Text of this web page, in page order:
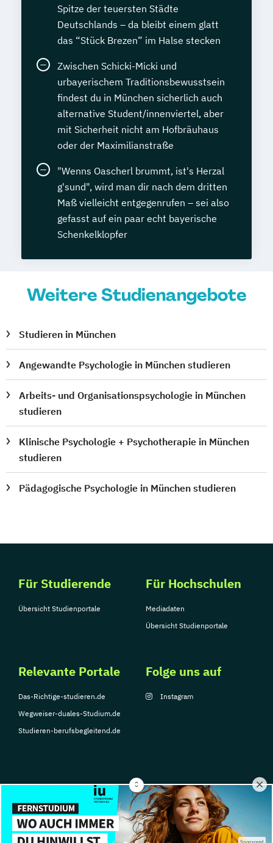
Sponsored
Spitze der teuersten Städte
Deutschlands – da bleibt einem glatt
das “Stück Brezen” im Halse stecken
Zwischen Schicki-Micki und
urbayerischem Traditionsbewusstsein
findest du in München sicherlich auch
alternative Student/innenviertel, aber
mit Sicherheit nicht am Hofbräuhaus
oder der Maximilianstraße
"Wenns Oascherl brummt, ist's Herzal
g'sund", wird man dir nach dem dritten
Maß vielleicht entgegenrufen – sei also
gefasst auf ein paar echt bayerische
Schenkelklopfer
Weitere Studienangebote
Studieren in München
Angewandte Psychologie in München studieren
Arbeits- und Organisationspsychologie in München
studieren
Klinische Psychologie + Psychotherapie in München
studieren
Pädagogische Psychologie in München studieren
Für Studierende
Übersicht Studienportale
Für Hochschulen
Mediadaten
Übersicht Studienportale
Relevante Portale
Das-Richtige-studieren.de
Wegweiser-duales-Studium.de
Studieren-berufsbegleitend.de
Folge uns auf
Instagram
© Copyright 2026, TarGroup Media GmbH
Impressum
Datenschutzerklärung Nutzungsbedingungen